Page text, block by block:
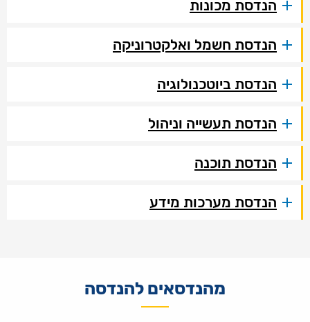
הנדסת מכונות
הנדסת חשמל ואלקטרוניקה
הנדסת ביוטכנולוגיה
הנדסת תעשייה וניהול
הנדסת תוכנה
הנדסת מערכות מידע
מהנדסאים להנדסה